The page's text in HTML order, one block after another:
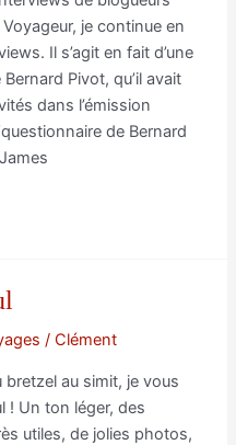
je continue en
Il s’agit en fait d’une
Pivot, qu’il avait
dans l’émission
de Bernard
/Clément
bretzel au simit, je vous
! Un ton léger, des
utiles, de jolies photos,